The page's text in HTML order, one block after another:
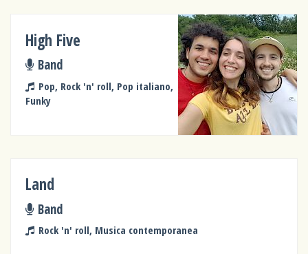
High Five
Band
Pop, Rock 'n' roll, Pop italiano,
Funky
Land
Band
Rock 'n' roll, Musica contemporanea